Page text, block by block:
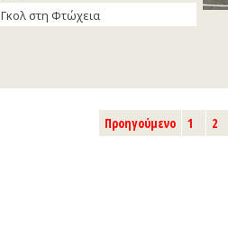
Γκoλ στη Φτώχεια
Προηγούμενο 1 2